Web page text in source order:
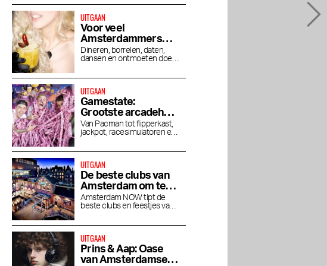
UITGAAN
Voor veel
Amsterdammers
zijn hotelbars dé
plek om uit te gaan
Dineren, borrelen, daten,
dansen en ontmoeten doen
UITGAAN
Gamestate:
Grootste arcadehal
van Nederland
opent in Zuidoost
Van Pacman tot flipperkast,
jackpot, racesimulatoren en
UITGAAN
De beste clubs van
Amsterdam om te
clubben
Amsterdam NOW tipt de
beste clubs en feestjes van
UITGAAN
Prins & Aap: Oase
van Amsterdamse